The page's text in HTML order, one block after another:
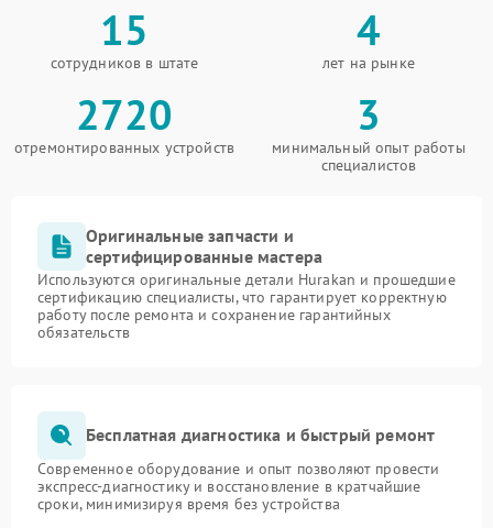
15
сотрудников в штате
4
лет на рынке
2720
отремонтированных устройств
3
минимальный опыт работы
специалистов
Оригинальные запчасти и
сертифицированные мастера
Используются оригинальные детали Hurakan и прошедшие
сертификацию специалисты, что гарантирует корректную
работу после ремонта и сохранение гарантийных
обязательств
Бесплатная диагностика и быстрый ремонт
Современное оборудование и опыт позволяют провести
экспресс-диагностику и восстановление в кратчайшие
сроки, минимизируя время без устройства